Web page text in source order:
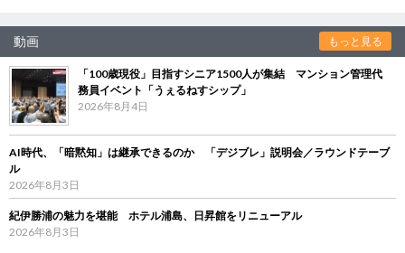
動画 もっと見る
「100歳現役」目指すシニア1500人が集結 マンション管理代
務員イベント「うぇるねすシップ」
2026年8月4日
AI時代、「暗黙知」は継承できるのか 「デジブレ」説明会／ラウンドテーブ
ル
2026年8月3日
紀伊勝浦の魅力を堪能 ホテル浦島、日昇館をリニューアル
2026年8月3日